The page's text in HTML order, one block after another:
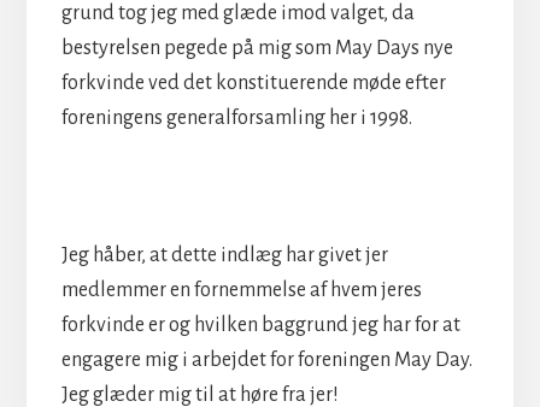
grund tog jeg med glæde imod valget, da
bestyrelsen pegede på mig som May Days nye
forkvinde ved det konstituerende møde efter
foreningens generalforsamling her i 1998.
Jeg håber, at dette indlæg har givet jer
medlemmer en fornemmelse af hvem jeres
forkvinde er og hvilken baggrund jeg har for at
engagere mig i arbejdet for foreningen May Day.
Jeg glæder mig til at høre fra jer!